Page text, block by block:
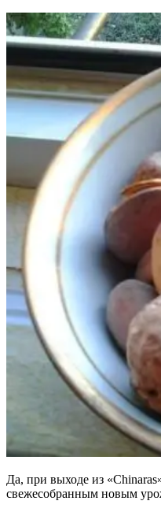
Да, при выходе из
свежесобранным новым